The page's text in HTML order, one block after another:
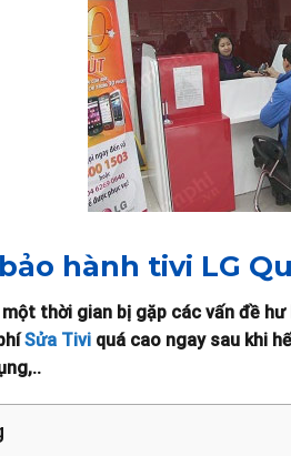
hành tivi LG
thời gian bị gặp các vấn đề hư
Sửa Tivi quá cao ngay sau khi